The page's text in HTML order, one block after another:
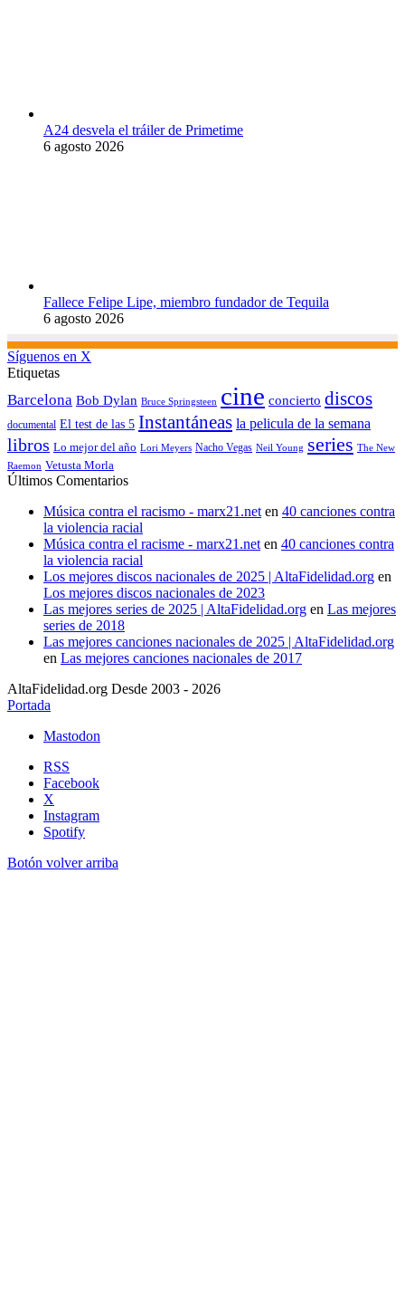
A24 desvela el tráiler de Primetime
6 agosto 2026
Fallece Felipe Lipe, miembro fundador de Tequila
6 agosto 2026
Síguenos en X
Etiquetas
Barcelona Bob Dylan Bruce Springsteen cine concierto discos
documental El test de las 5 Instantáneas la pelicula de la semana
libros Lo mejor del año Lori Meyers Nacho Vegas Neil Young series The New
Raemon Vetusta Morla
Últimos Comentarios
Música contra el racismo - marx21.neten 40 canciones contra
la violencia racial
Música contra el racisme - marx21.neten 40 canciones contra
la violencia racial
Los mejores discos nacionales de 2025 | AltaFidelidad.org en
Los mejores discos nacionales de 2023
Las mejores series de 2025 | AltaFidelidad.org en Las mejores
series de 2018
Las mejores canciones nacionales de 2025 | AltaFidelidad.org
en Las mejores canciones nacionales de 2017
AltaFidelidad.org Desde 2003 - 2026
Portada
Mastodon
RSS
Facebook
X
Instagram
Spotify
Botón volver arriba